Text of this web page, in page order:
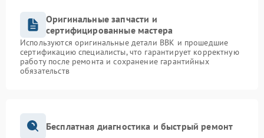
Оригинальные запчасти и
сертифицированные мастера
Используются оригинальные детали BBK и прошедшие
сертификацию специалисты, что гарантирует корректную
работу после ремонта и сохранение гарантийных
обязательств
Бесплатная диагностика и быстрый ремонт